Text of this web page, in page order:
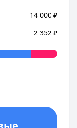
14 000 ₽
2 352 ₽